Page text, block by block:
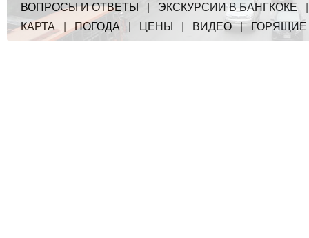
ВОПРОСЫ И ОТВЕТЫ ЭКСКУРСИИ В БАНГКОКЕ
КАРТА| ПОГОДА ЦЕНЫ ВИДЕО|ГОРЯЩИЕ